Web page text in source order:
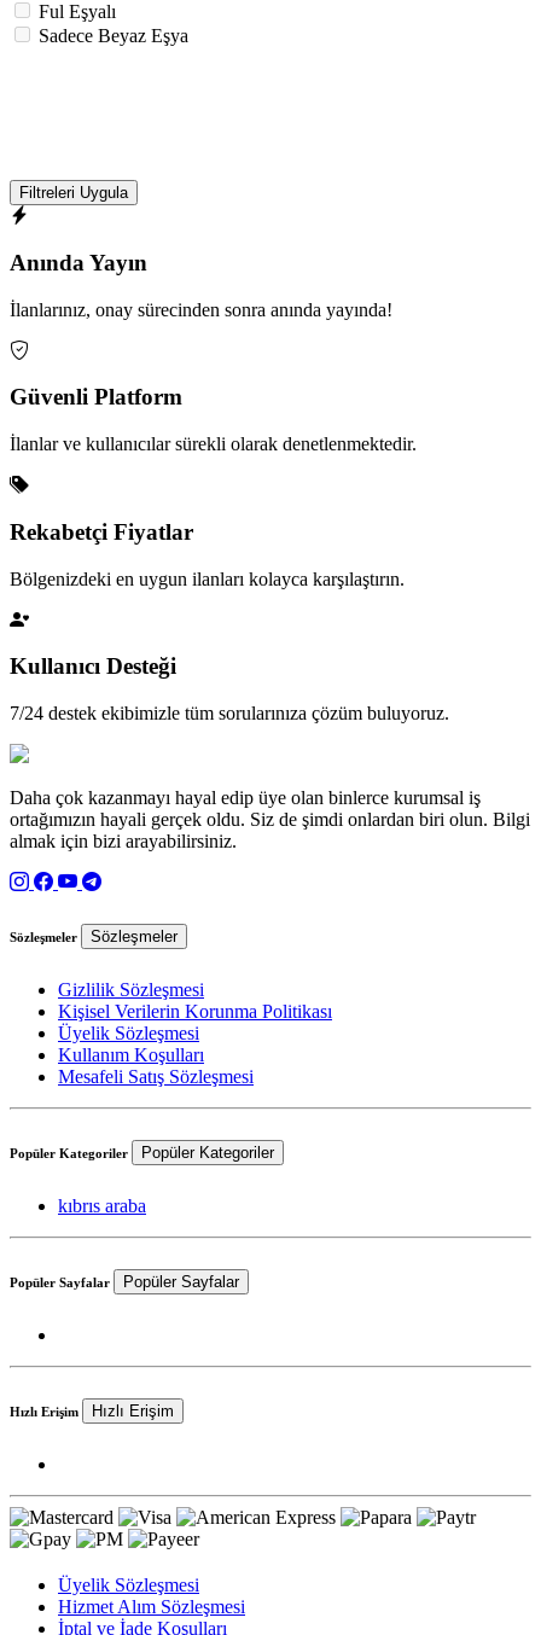
Ful Eşyalı
Sadece Beyaz Eşya
Filtreleri Uygula
Anında Yayın
İlanlarınız, onay sürecinden sonra anında yayında!
Güvenli Platform
İlanlar ve kullanıcılar sürekli olarak denetlenmektedir.
Rekabetçi Fiyatlar
Bölgenizdeki en uygun ilanları kolayca karşılaştırın.
Kullanıcı Desteği
7/24 destek ekibimizle tüm sorularınıza çözüm buluyoruz.
Daha çok kazanmayı hayal edip üye olan binlerce kurumsal iş
ortağımızın hayali gerçek oldu. Siz de şimdi onlardan biri olun. Bilgi
almak için bizi arayabilirsiniz.
Sözleşmeler Sözleşmeler
Gizlilik Sözleşmesi
Kişisel Verilerin Korunma Politikası
Üyelik Sözleşmesi
Kullanım Koşulları
Mesafeli Satış Sözleşmesi
Popüler Kategoriler Popüler Kategoriler
kıbrıs araba
Popüler Sayfalar Popüler Sayfalar
Hızlı Erişim Hızlı Erişim
Üyelik Sözleşmesi
Hizmet Alım Sözleşmesi
İptal ve İade Koşulları